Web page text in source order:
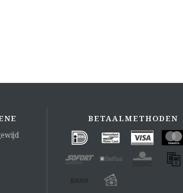
BETAALMETHODEN